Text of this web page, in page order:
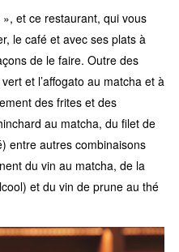
et ce restaurant, qui vous
le café et avec ses plats à
de le faire. Outre des
et l’affogato au matcha et à
des frites et des
au matcha, du filet de
entre autres combinaisons
du vin au matcha, de la
et du vin de prune au thé